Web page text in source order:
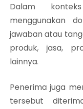
Dalam
menggunakan
jawaban atau
produk, jasa,
lainnya.
Penerima juga
tersebut